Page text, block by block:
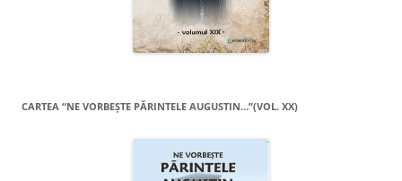
CARTEA “NE VORBEŞTE PĂRINTELE AUGUSTIN…”(VOL. XX)